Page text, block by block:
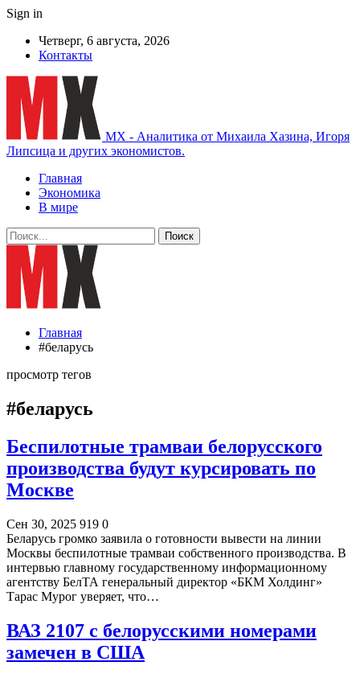
Sign in
Четверг, 6 августа, 2026
Контакты
MX - Аналитика от Михаила Хазина, Игоря
Липсица и других экономистов.
Главная
Экономика
В мире
Главная
#беларусь
просмотр тегов
#беларусь
Беспилотные трамваи белорусского
производства будут курсировать по
Москве
Сен 30, 2025 919 0
Беларусь громко заявила о готовности вывести на линии
Москвы беспилотные трамваи собственного производства. В
интервью главному государственному информационному
агентству БелТА генеральный директор «БКМ Холдинг»
Тарас Мурог уверяет, что…
ВАЗ 2107 с белорусскими номерами
замечен в США